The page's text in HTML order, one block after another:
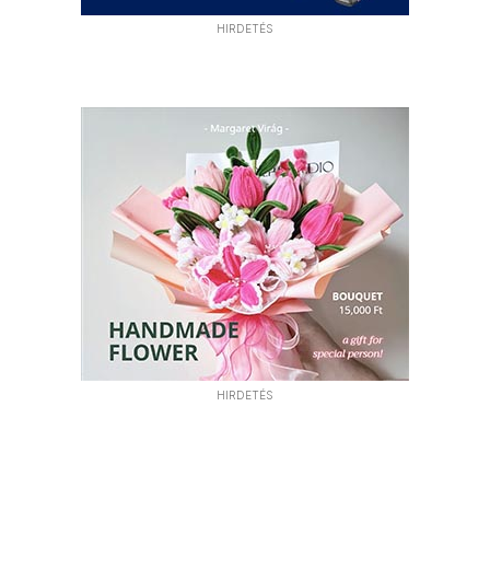
HIRDETÉS
HIRDETÉS